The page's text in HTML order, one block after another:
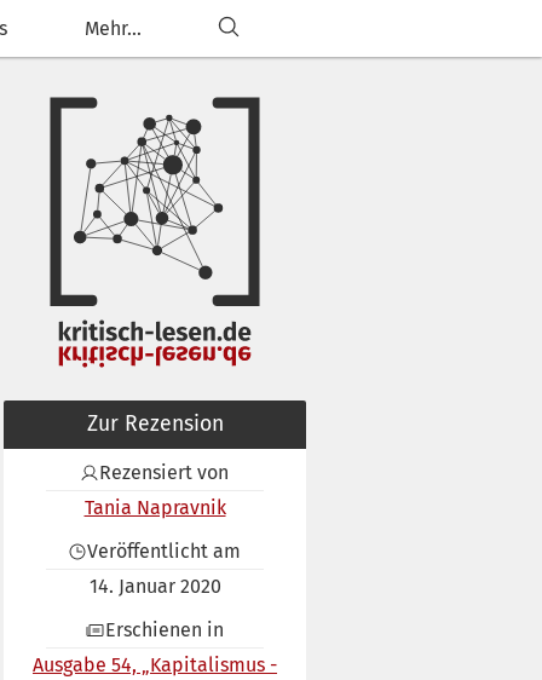
Mehr...
Zur Rezension
Rezensiert von
Tania Napravnik
Veröffentlicht am
14. Januar 2020
Erschienen in
Ausgabe 54, „Kapitalismus -